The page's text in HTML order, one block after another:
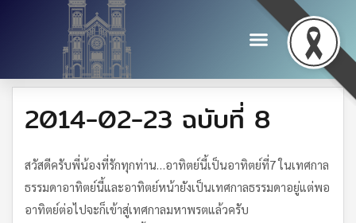
2014-02-23 ฉบับที่ 8
สวัสดีครับพี่น้องที่รักทุกท่าน…อาทิตย์นี้เป็นอาทิตย์ที่7 ในเทศกาล
ธรรมดาอาทิตย์นี้และอาทิตย์หน้ายังเป็นเทศกาลธรรมดาอยู่แต่พอ
อาทิตย์ต่อไปจะก็เข้าสู่เทศกาลมหาพรตแล้วครับ